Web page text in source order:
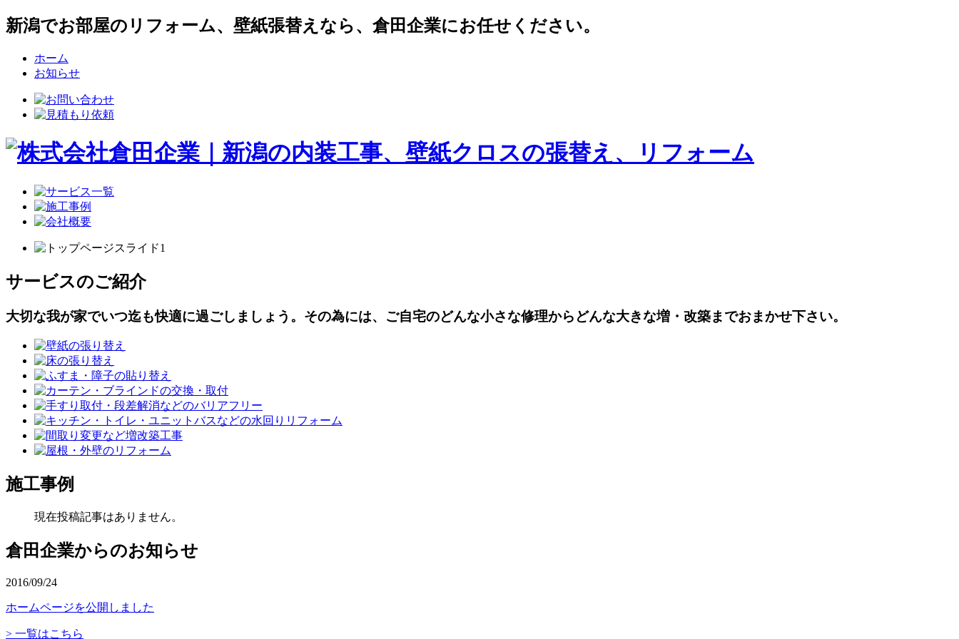
新潟でお部屋のリフォーム、壁紙張替えなら、倉田企業にお任せください。
ホーム
お知らせ
サービスのご紹介
大切な我が家でいつ迄も快適に過ごしましょう。その為には、ご自宅のどんな小さな修理からどんな大きな増・改築までおまかせ下さい。
施工事例
現在投稿記事はありません。
倉田企業からのお知らせ
2016/09/24
ホームページを公開しました
> 一覧はこちら